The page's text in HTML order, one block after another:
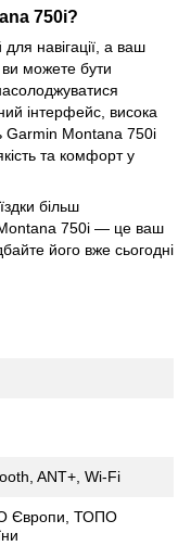
750i?
навігації, а ваш
можете бути
інтерфейс, висока
Garmin Montana 750i
та комфорт у
більш
750i — це ваш
його вже сьогодні
ANT+, Wi-Fi
Європи, ТОПО